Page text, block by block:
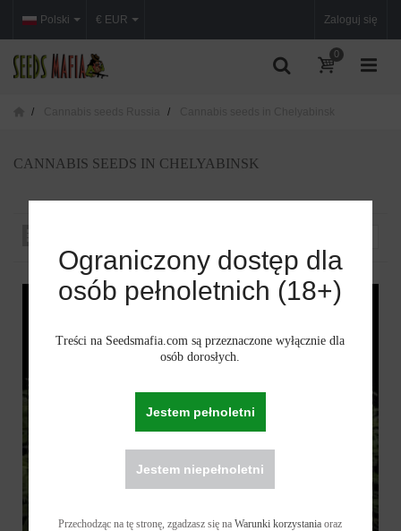
Polski Zaloguj się
€ EUR
0
CANNABIS SEEDS IN CHELYABINSK
Ograniczony dostęp dla
osób pełnoletnich (18+)
Treści na Seedsmafia.com są przeznaczone wyłącznie dla
osób dorosłych.
Jestem pełnoletni
Jestem niepełnoletni
Przechodząc na tę stronę, zgadzasz się naWarunki korzystania oraz